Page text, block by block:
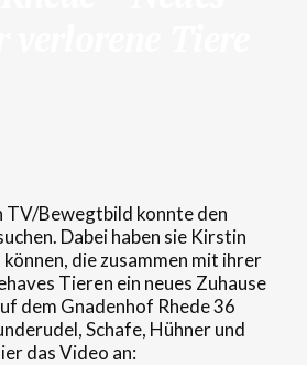
TV/Bewegtbild konnte den
Dabei haben sie Kirstin
die zusammen mit ihrer
Tieren ein neues Zuhause
dem Gnadenhof Rhede 36
Schafe, Hühner und
das Video an: